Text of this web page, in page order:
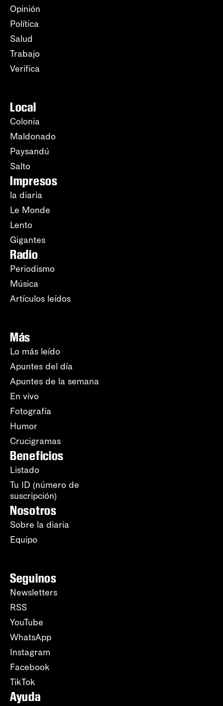
Opinión
Política
Salud
Trabajo
Verifica
Local
Colonia
Maldonado
Paysandú
Salto
Impresos
la diaria
Le Monde
Lento
Gigantes
Radio
Periodismo
Música
Artículos leídos
Más
Lo más leído
Apuntes del día
Apuntes de la semana
En vivo
Fotografía
Humor
Crucigramas
Beneficios
Listado
Tu ID (número de
suscripción)
Nosotros
Sobre la diaria
Equipo
Seguinos
Newsletters
RSS
YouTube
WhatsApp
Instagram
Facebook
TikTok
Ayuda